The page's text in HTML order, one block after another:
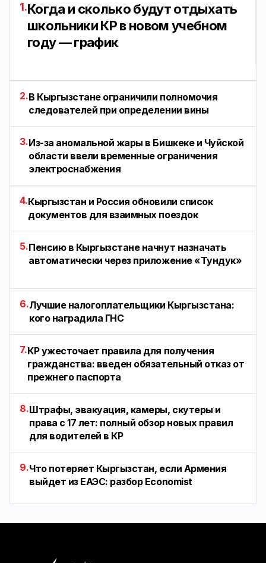
1.Когда и сколько будут отдыхать
школьники КР в новом учебном
году — график
2.В Кыргызстане ограничили полномочия
следователей при определении вины
3.Из-за аномальной жары в Бишкеке и Чуйской
области ввели временные ограничения
электроснабжения
4.Кыргызстан и Россия обновили список
документов для взаимных поездок
5.Пенсию в Кыргызстане начнут назначать
автоматически через приложение «Тундук»
6.Лучшие налогоплательщики Кыргызстана:
кого наградила ГНС
7.КР ужесточает правила для получения
гражданства: введен обязательный отказ от
прежнего паспорта
8.Штрафы, эвакуация, камеры, скутеры и
права с 17 лет: полный обзор новых правил
для водителей в КР
9.Что потеряет Кыргызстан, если Армения
выйдет из ЕАЭС: разбор Economist